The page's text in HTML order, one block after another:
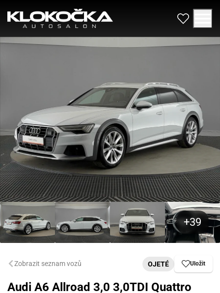
Zobrazit seznam vozů OJETÉ Uložit
Audi A6 Allroad 3,0 3,0TDI Quattro